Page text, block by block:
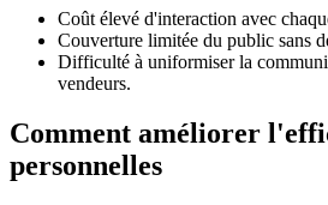
Coût élevé d'interaction avec
Couverture limitée du public sans
Difficulté à uniformiser la
vendeurs.
Comment améliorer
personnelles